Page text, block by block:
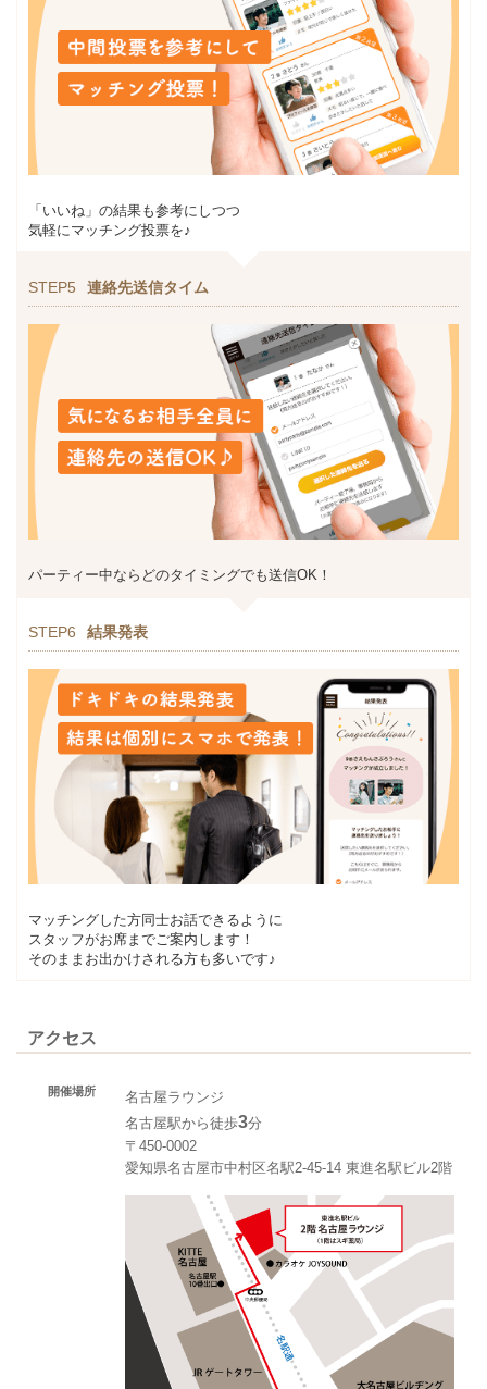
「いいね」の結果も参考にしつつ
気軽にマッチング投票を♪
STEP5 連絡先送信タイム
パーティー中ならどのタイミングでも送信OK！
STEP6 結果発表
マッチングした方同士お話できるように
スタッフがお席までご案内します！
そのままお出かけされる方も多いです♪
アクセス
開催場所
名古屋ラウンジ
名古屋駅から徒歩3分
〒450-0002
愛知県名古屋市中村区名駅2-45-14 東進名駅ビル2階